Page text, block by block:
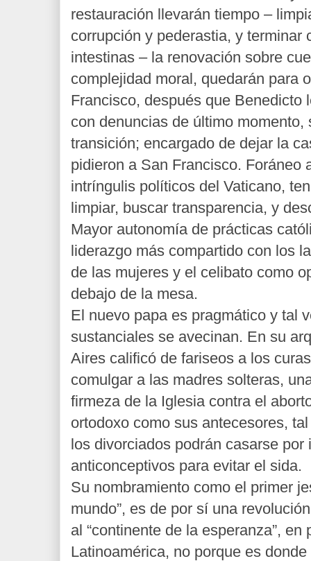
restauración llevarán tiempo –
corrupción y pederastia, y terminar
intestinas – la renovación sobre
complejidad moral, quedarán para
Francisco, después que Benedicto
con denuncias de último momento,
transición; encargado de dejar la
pidieron a San Francisco. Foráneo
intríngulis políticos del Vaticano,
limpiar, buscar transparencia, y
Mayor autonomía de prácticas
liderazgo más compartido con los
de las mujeres y el celibato como
debajo de la mesa.
El nuevo papa es pragmático y tal
sustanciales se avecinan. En su
Aires calificó de fariseos a los
comulgar a las madres solteras,
firmeza de la Iglesia contra el
ortodoxo como sus antecesores,
los divorciados podrán casarse
anticonceptivos para evitar el sida.
Su nombramiento como el primer
mundo”, es de por sí una
al “continente de la esperanza”, en
Latinoamérica, no porque es